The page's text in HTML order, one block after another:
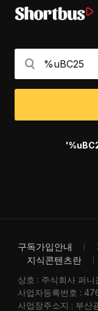
구독가입안내
지식콘텐츠란
상호 : 주식회사 퍼니
사업자등록번호 :
사업장주소지 : 부산